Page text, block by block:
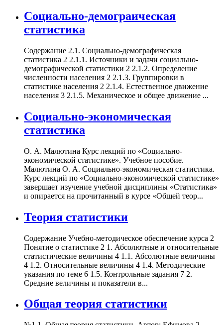
Социально-демограическая
статистика
Содержание 2.1. Социально-демографическая
статистика 2 2.1.1. Источники и задачи социально-
демографической статистики 2 2.1.2. Определение
численности населения 2 2.1.3. Группировки в
статистике населения 2 2.1.4. Естественное движение
населения 3 2.1.5. Механическое и общее движение ...
Социально-экономическая
статистика
О. А. Малютина Курс лекций по «Социально-
экономической статистике». Учебное пособие.
Малютина О. А. Социально-экономическая статистика.
Курс лекций по «Социально-экономической статистике»
завершает изучение учебной дисциплины «Статистика»
и опирается на прочитанный в курсе «Общей теор...
Теория статистики
Содержание Учебно-методическое обеспечение курса 2
Понятие о статистике 2 1. Абсолютные и относительные
статистические величины 4 1.1. Абсолютные величины
4 1.2. Относительные величины 4 1.4. Методические
указания по теме 6 1.5. Контрольные задания 7 2.
Средние величины и показатели в...
Общая теория статистики